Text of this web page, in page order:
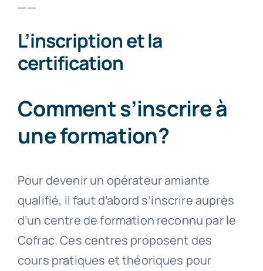
——
L’inscription et la
certification
Comment s’inscrire à
une formation?
Pour devenir un opérateur amiante
qualifié, il faut d’abord s’inscrire auprès
d’un centre de formation reconnu par le
Cofrac. Ces centres proposent des
cours pratiques et théoriques pour